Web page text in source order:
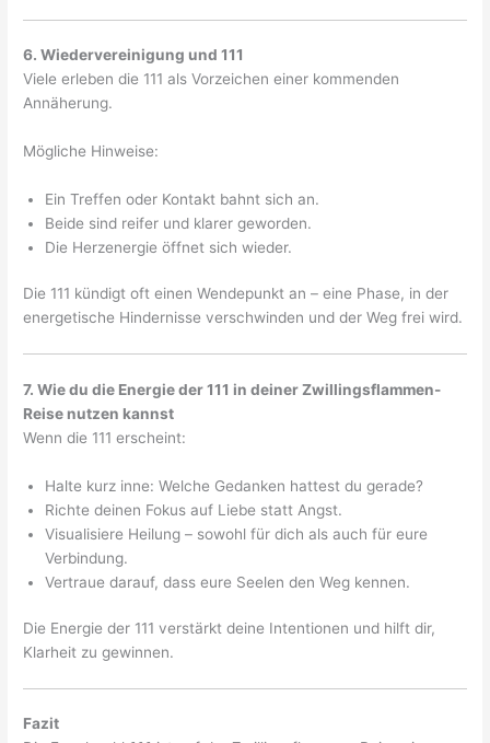
6. Wiedervereinigung und 111
Viele erleben die 111 als Vorzeichen einer kommenden
Annäherung.
Mögliche Hinweise:
Ein Treffen oder Kontakt bahnt sich an.
Beide sind reifer und klarer geworden.
Die Herzenergie öffnet sich wieder.
Die 111 kündigt oft einen Wendepunkt an – eine Phase, in der
energetische Hindernisse verschwinden und der Weg frei wird.
7. Wie du die Energie der 111 in deiner Zwillingsflammen-
Reise nutzen kannst
Wenn die 111 erscheint:
Halte kurz inne: Welche Gedanken hattest du gerade?
Richte deinen Fokus auf Liebe statt Angst.
Visualisiere Heilung – sowohl für dich als auch für eure
Verbindung.
Vertraue darauf, dass eure Seelen den Weg kennen.
Die Energie der 111 verstärkt deine Intentionen und hilft dir,
Klarheit zu gewinnen.
Fazit